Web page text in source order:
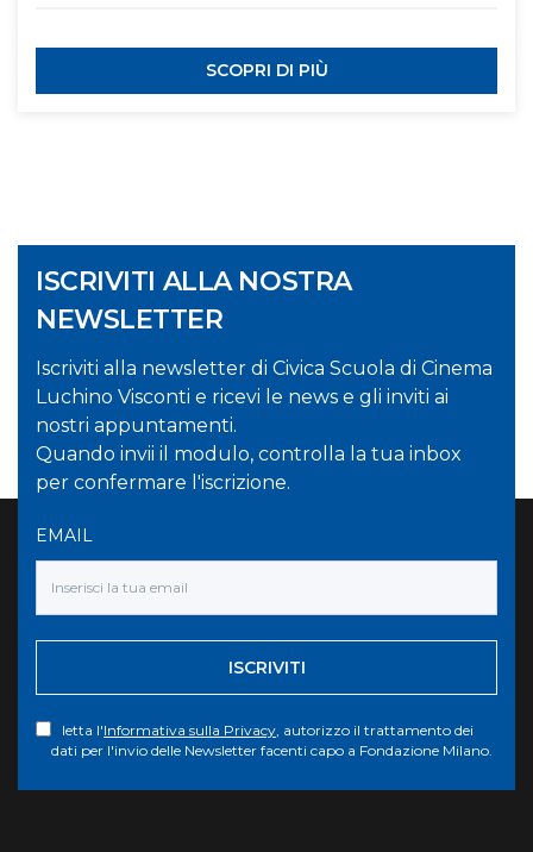
SCOPRI DI PIÙ
ISCRIVITI ALLA NOSTRA
NEWSLETTER
Iscriviti alla newsletter di Civica Scuola di Cinema
Luchino Visconti e ricevi le news e gli inviti ai
nostri appuntamenti.
Quando invii il modulo, controlla la tua inbox
per confermare l'iscrizione.
EMAIL
ISCRIVITI
letta l'Informativa sulla Privacy , autorizzo il trattamento dei
dati per l'invio delle Newsletter facenti capo a Fondazione Milano.